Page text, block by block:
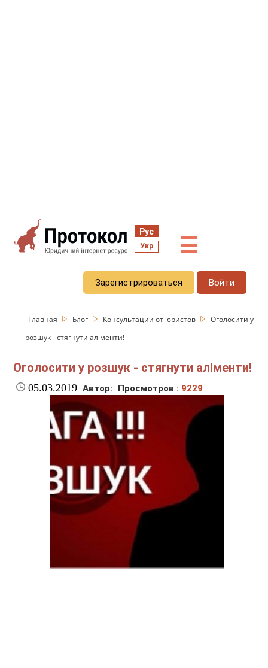
Рус
Укр ☰
Зарегистрироваться Войти
Главная Блог Консультации от юристов
Оголосити у
розшук - стягнути аліменти!
Оголосити у розшук - стягнути аліменти!
05.03.2019 Автор: Просмотров : 9229